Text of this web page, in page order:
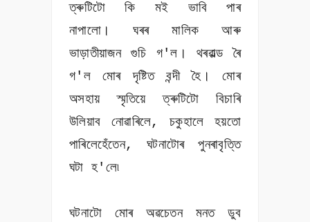
ত্ৰুটিটো কি মই ভাবি পাৰ
নাপালো। ঘৰৰ মালিক আৰু
ভাড়াতীয়াজন গুচি গ'ল। থৰৱাল্ড ৰৈ
গ'ল মোৰ দৃষ্টিত বন্দী হৈ। মোৰ
অসহায় স্মৃতিয়ে ত্ৰুটিটো বিচাৰি
উলিয়াব নোৱাৰিলে, চকুহালে হয়তো
পাৰিলেহেঁতেন, ঘটনাটোৰ পুনৰাবৃত্তি
ঘটা হ'লে৷
ঘটনাটো মোৰ অৱচেতন মনত ডুব